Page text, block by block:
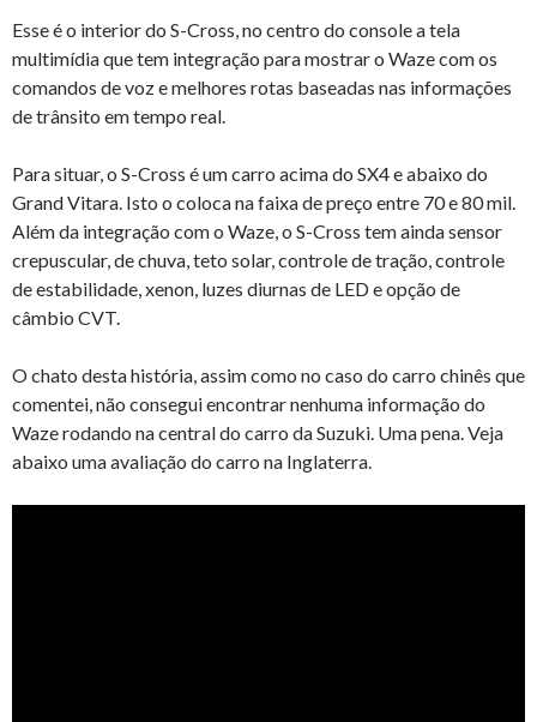
Esse é o interior do S-Cross, no centro do console a tela
multimídia que tem integração para mostrar o Waze com os
comandos de voz e melhores rotas baseadas nas informações
de trânsito em tempo real.
Para situar, o S-Cross é um carro acima do SX4 e abaixo do
Grand Vitara. Isto o coloca na faixa de preço entre 70 e 80 mil.
Além da integração com o Waze, o S-Cross tem ainda sensor
crepuscular, de chuva, teto solar, controle de tração, controle
de estabilidade, xenon, luzes diurnas de LED e opção de
câmbio CVT.
O chato desta história, assim como no caso do carro chinês que
comentei, não consegui encontrar nenhuma informação do
Waze rodando na central do carro da Suzuki. Uma pena. Veja
abaixo uma avaliação do carro na Inglaterra.